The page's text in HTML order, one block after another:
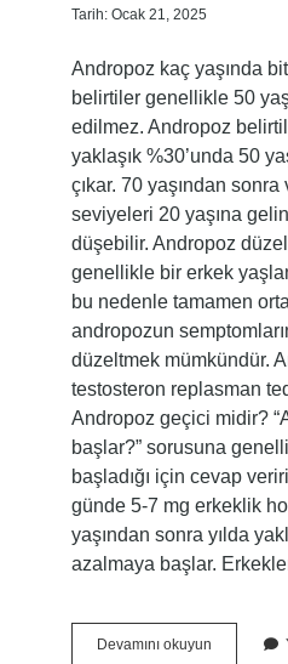
Tarih: Ocak 21, 2025
Andropoz kaç yaşında
belirtiler genellikle 50
edilmez. Andropoz
yaklaşık %30’unda 50
çıkar. 70 yaşından
seviyeleri 20 yaşına
düşebilir. Andropoz
genellikle bir erkek
bu nedenle tamamen
andropozun
düzeltmek mümkündür.
testosteron replasman
Andropoz geçici midir?
başlar?” sorusuna
başladığı için cevap
günde 5-7 mg erkeklik
yaşından sonra yılda
azalmaya başlar.
Devamını okuyunAndropoz